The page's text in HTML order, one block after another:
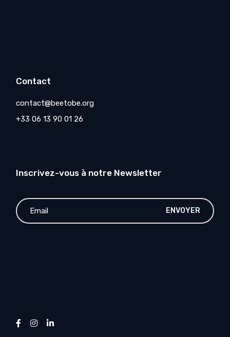
Contact
contact@beetobe.org
+33 06 13 90 01 26
Inscrivez-vous à notre Newsletter
ENVOYER